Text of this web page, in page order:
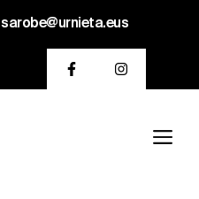
sarobe@urnieta.eus